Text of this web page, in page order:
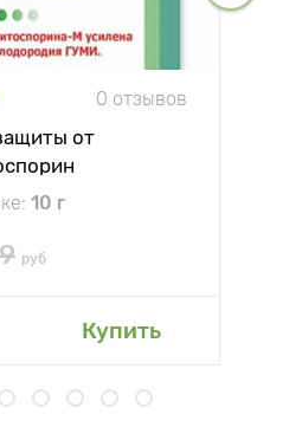
0 отзывов
от
10 г
руб
Купить